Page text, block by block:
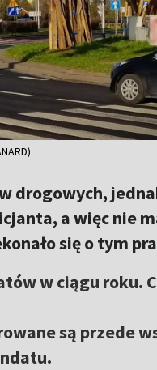
drogowych,
a więc nie
się o tym
w ciągu roku.
są przede